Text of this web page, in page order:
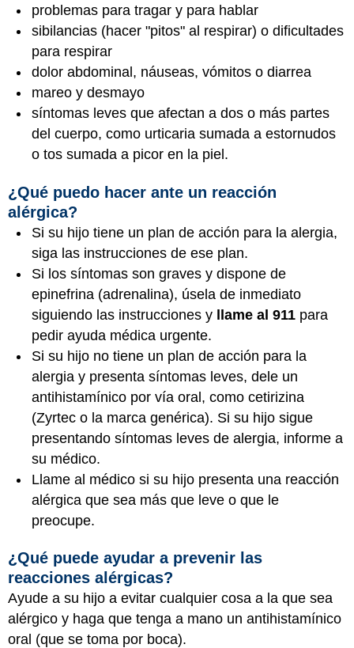
problemas para tragar y para hablar
sibilancias (hacer "pitos" al respirar) o dificultades
para respirar
dolor abdominal, náuseas, vómitos o diarrea
mareo y desmayo
síntomas leves que afectan a dos o más partes
del cuerpo, como urticaria sumada a estornudos
o tos sumada a picor en la piel.
¿Qué puedo hacer ante un reacción
alérgica?
Si su hijo tiene un plan de acción para la alergia,
siga las instrucciones de ese plan.
Si los síntomas son graves y dispone de
epinefrina (adrenalina), úsela de inmediato
siguiendo las instrucciones y llame al 911 para
pedir ayuda médica urgente.
Si su hijo no tiene un plan de acción para la
alergia y presenta síntomas leves, dele un
antihistamínico por vía oral, como cetirizina
(Zyrtec o la marca genérica). Si su hijo sigue
presentando síntomas leves de alergia, informe a
su médico.
Llame al médico si su hijo presenta una reacción
alérgica que sea más que leve o que le
preocupe.
¿Qué puede ayudar a prevenir las
reacciones alérgicas?
Ayude a su hijo a evitar cualquier cosa a la que sea
alérgico y haga que tenga a mano un antihistamínico
oral (que se toma por boca).